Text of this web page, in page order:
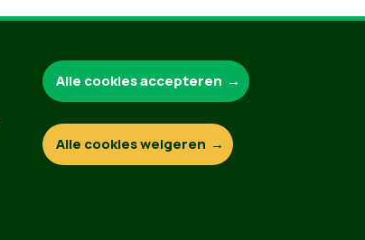
Groen.be
Alle cookies accepteren
Alle cookies weigeren